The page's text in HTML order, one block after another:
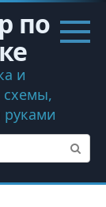
по
и
схемы,